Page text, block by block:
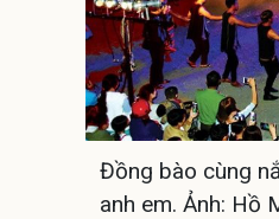
Đồng bào cùng
anh em. Ảnh: Hồ